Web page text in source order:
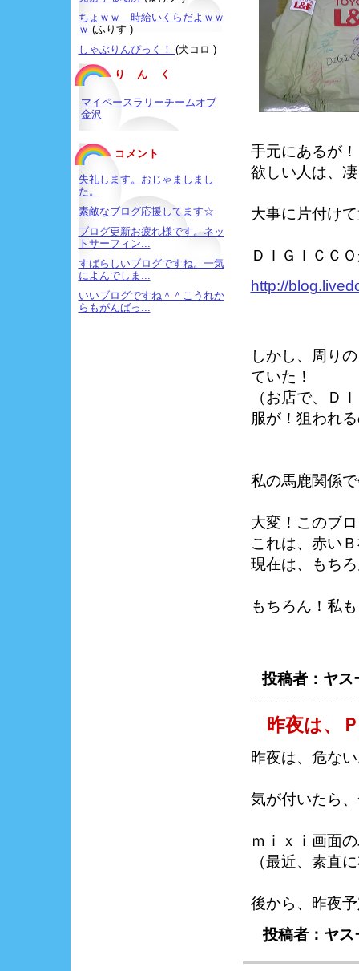
ちょｗｗ 時給いくらだよｗｗ
ｗ (ふりす )
しゃぶりんぴっく！ (犬コロ )
り ん く
マイペースラリーチームオブ
金沢
コメント
失礼します。おじゃましまし
た。
素敵なブログ応援してます☆
ブログ更新お疲れ様です。ネッ
トサーフィン...
すばらしいブログですね。一気
によんでしま...
いいブログですね＾＾こうれか
らもがんばっ...
手元にあるが！
欲しい人は、
大事に片付け
ＤＩＧＩＣＣ
http://
しかし、周り
ていた！
（お店で、Ｄ
服が！狙われ
私の馬鹿関係
大変！このブ
これは、赤い
現在は、もち
もちろん！私
投稿者：ヤ
昨夜は、
昨夜は、危な
気が付いたら
ｍｉｘｉ画面
（最近、素直
後から、昨夜
投稿者：ヤ